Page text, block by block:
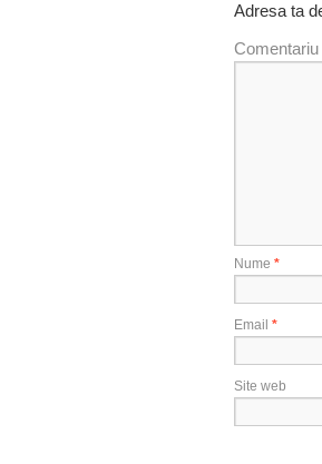
Adresa ta
Comentariu
Nume *
Email *
Site web